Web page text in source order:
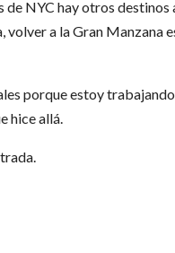
de NYC hay otros
a la Gran Manzana
porque estoy
hice allá.